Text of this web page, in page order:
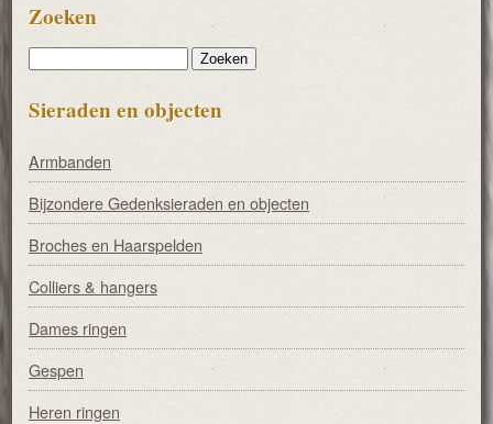
Zoeken
Sieraden en objecten
Armbanden
Bijzondere Gedenksieraden en objecten
Broches en Haarspelden
Colliers & hangers
Dames ringen
Gespen
Heren ringen